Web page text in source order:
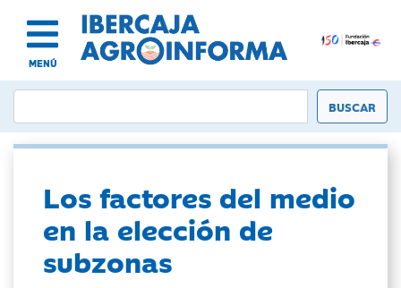
MENÚ
Los factores del medio
en la elección de
subzonas